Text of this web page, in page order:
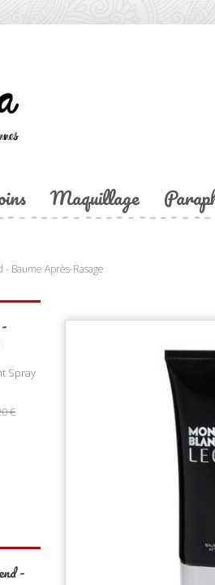
Maquillage
- Baume Après-Rasage
Spray
€
-